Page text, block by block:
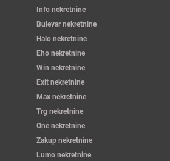
Info nekretnine
Bulevar nekretnine
Halo nekretnine
Eho nekretnine
Win nekretnine
Exit nekretnine
Max nekretnine
Trg nekretnine
One nekretnine
Zakup nekretnine
Lumo nekretnine